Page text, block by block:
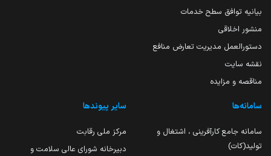
بیانیه توافق سطح خدمات
منشور اخلاقی
دستورالعمل مدیریت تعارض منافع
نقشه سایت
مناقصه و مزایده
سامانه‌ها
سامانه جامع کارآفرینی ، اشتغال و
تولید(کات)
سایر پیوندها
مرکز ملی رقابت
دبیرخانه شورای عالی سلامت و